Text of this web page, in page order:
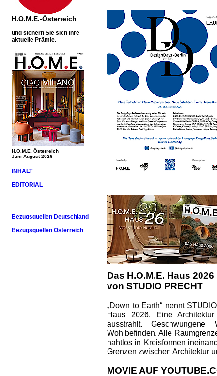
H.O.M.E.-Österreich
und sichern Sie sich Ihre
aktuelle Prämie.
H.O.M.E. Österreich
Juni-August 2026
INHALT
EDITORIAL
Bezugsquellen Deutschland
Bezugsquellen Österreich
Das H.O.M.E. Haus 2026
von STUDIO PRECHT
„Down to Earth“ nennt
Haus 2026. Eine
ausstrahlt.
Wohlbefinden. Alle
nahtlos in Kreisformen
Grenzen zwischen Architektur
MOVIE AUF